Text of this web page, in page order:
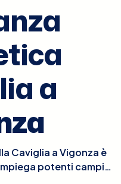
a
Caviglia a Vigonza è
potenti campi
dettagliate delle